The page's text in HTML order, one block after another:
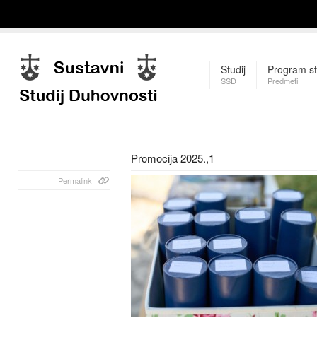
Studij
SSD
Program
Predmeti
Promocija 2025.,1
Permalink